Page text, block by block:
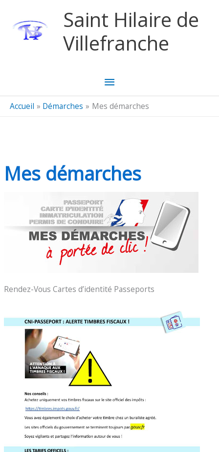
Saint Hilaire de
Villefranche
Menu
principal
Accueil Démarches Mes démarches
Mes démarches
Rendez-Vous Cartes d’identité Passeports